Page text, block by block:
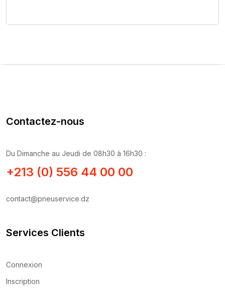
Contactez-nous
Du Dimanche au Jeudi de 08h30 à 16h30 :
+213 (0) 556 44 00 00
contact@pneuservice.dz
Services Clients
Connexion
Inscription